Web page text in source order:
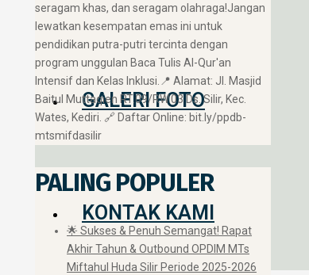
GALERI FOTO
KONTAK KAMI
seragam khas, dan seragam olahraga! ​Jangan
lewatkan kesempatan emas ini untuk
pendidikan putra-putri tercinta dengan
program unggulan Baca Tulis Al-Qur'an
Intensif dan Kelas Inklusi. ​📍 Alamat: Jl. Masjid
Baitul Muttaqien RT.09/RW.03 Ds. Silir, Kec.
Wates, Kediri. 🔗 Daftar Online: bit.ly/ppdb-
mtsmifdasilir
PALING POPULER
🌟 Sukses & Penuh Semangat! Rapat
Akhir Tahun & Outbound OPDIM MTs
Miftahul Huda Silir Periode 2025-2026